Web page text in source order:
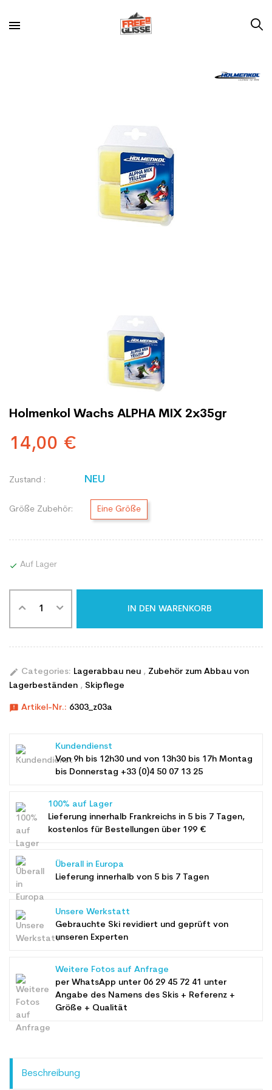
Holmenkol Wachs ALPHA MIX 2x35gr
14,00 €
Zustand : NEU
Größe Zubehör: Eine Größe
 Auf Lager
IN DEN WARENKORB
edit Categories: Lagerabbau neu , Zubehör zum Abbau von
Lagerbeständen , Skipflege
announcement Artikel-Nr.: 6303_z03a
Kundendienst
Von 9h bis 12h30 und von 13h30 bis 17h Montag
bis Donnerstag +33 (0)4 50 07 13 25
100% auf Lager
Lieferung innerhalb Frankreichs in 5 bis 7 Tagen,
kostenlos für Bestellungen über 199 €
Überall in Europa
Lieferung innerhalb von 5 bis 7 Tagen
Unsere Werkstatt
Gebrauchte Ski revidiert und geprüft von
unseren Experten
Weitere Fotos auf Anfrage
per WhatsApp unter 06 29 45 72 41 unter
Angabe des Namens des Skis + Referenz +
Größe + Qualität
Beschreibung